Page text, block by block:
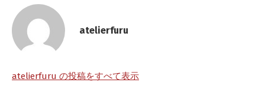
atelierfuru
atelierfuru の投稿をすべて表示